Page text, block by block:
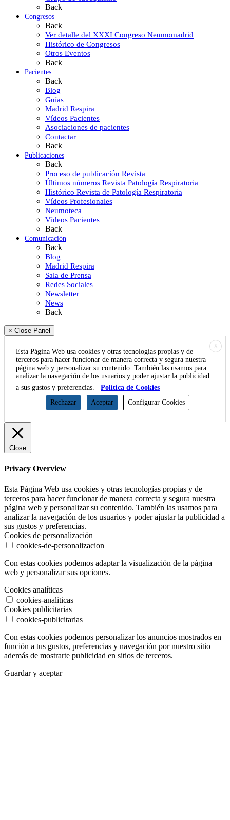
Back
Congresos
Back
Ver detalle del XXXI Congreso Neumomadrid
Histórico de Congresos
Otros Eventos
Back
Pacientes
Back
Blog
Guías
Madrid Respira
Vídeos Pacientes
Asociaciones de pacientes
Contactar
Back
Publicaciones
Back
Proceso de publicación Revista
Últimos números Revista Patología Respiratoria
Histórico Revista de Patología Respiratoria
Vídeos Profesionales
Neumoteca
Vídeos Pacientes
Back
Comunicación
Back
Blog
Madrid Respira
Sala de Prensa
Redes Sociales
Newsletter
News
Back
× Close Panel
X
Esta Página Web usa cookies y otras tecnologías propias y de
terceros para hacer funcionar de manera correcta y segura nuestra
página web y personalizar su contenido. También las usamos para
analizar la navegación de los usuarios y poder ajustar la publicidad
a sus gustos y preferencias.
Política de Cookies
Rechazar
Aceptar Configurar Cookies
Close
Privacy Overview
Esta Página Web usa cookies y otras tecnologías propias y de
terceros para hacer funcionar de manera correcta y segura nuestra
página web y personalizar su contenido. También las usamos para
analizar la navegación de los usuarios y poder ajustar la publicidad a
sus gustos y preferencias.
Cookies de personalización
cookies-de-personalizacion
Con estas cookies podemos adaptar la visualización de la página
web y personalizar sus opciones.
Cookies analíticas
cookies-analiticas
Cookies publicitarias
cookies-publicitarias
Con estas cookies podemos personalizar los anuncios mostrados en
función a tus gustos, preferencias y navegación por nuestro sitio
además de mostrarte publicidad en sitios de terceros.
Guardar y aceptar